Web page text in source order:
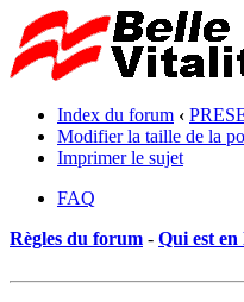
Index du forum ‹
Modifier la taille de la
Imprimer le sujet
FAQ
Règles du forum - Qui est en